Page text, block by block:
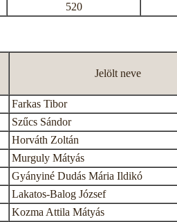
520
Jelölt neve
Farkas Tibor
Szűcs Sándor
Horváth Zoltán
Murguly Mátyás
Gyányiné Dudás Mária Ildikó
Lakatos-Balog József
Kozma Attila Mátyás